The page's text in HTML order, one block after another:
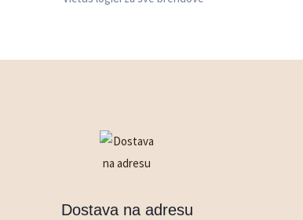
Dostava na adresu